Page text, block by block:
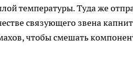
температуры. Туда же
связующего звена
чтобы смешать